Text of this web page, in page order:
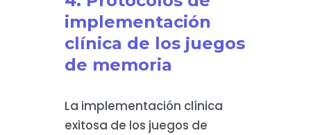
implementación
clínica de los juegos
de memoria
La implementación clínica
exitosa de los juegos de